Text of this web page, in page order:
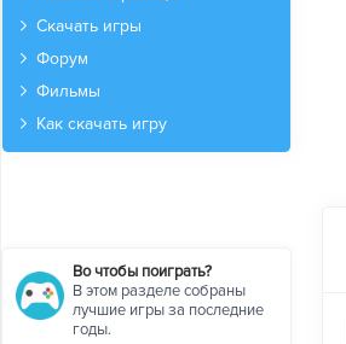
Скачать игры
Форум
Фильмы
Как скачать игру
Во чтобы поиграть?
В этом разделе собраны
лучшие игры за последние
годы.